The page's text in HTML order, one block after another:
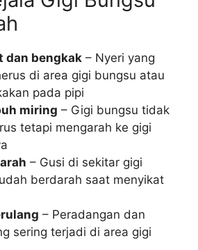
dan bengkak – Nyeri yang
di area gigi bungsu atau
pada pipi
miring – Gigi bungsu tidak
tetapi mengarah ke gigi
– Gusi di sekitar gigi
berdarah saat menyikat
– Peradangan dan
sering terjadi di area gigi